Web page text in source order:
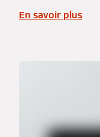
En savoir plus